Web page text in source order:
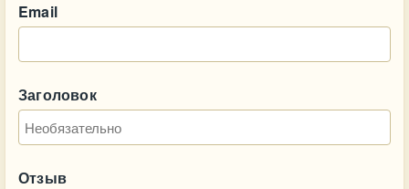
Email
Заголовок
Отзыв